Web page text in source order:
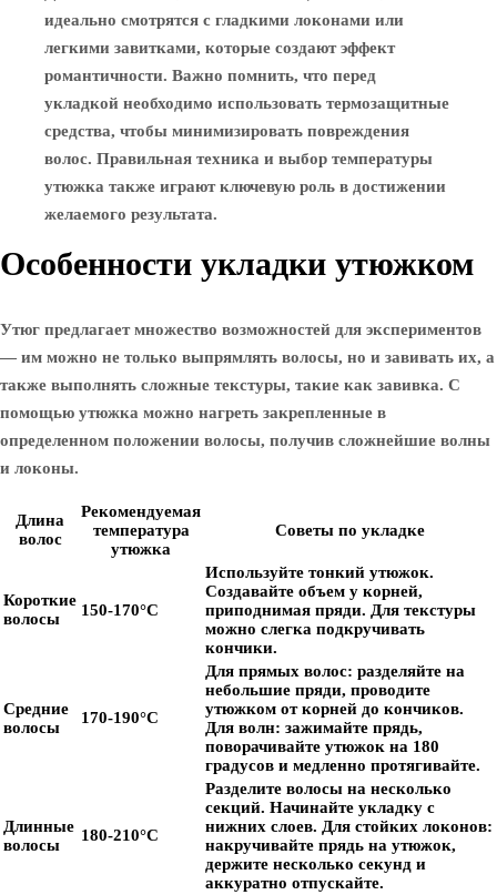
идеально смотрятся с гладкими локонами или
легкими завитками, которые создают эффект
романтичности. Важно помнить, что перед
укладкой необходимо использовать термозащитные
средства, чтобы минимизировать повреждения
волос. Правильная техника и выбор температуры
утюжка также играют ключевую роль в достижении
желаемого результата.
Особенности укладки утюжком
Утюг предлагает множество возможностей для экспериментов
— им можно не только выпрямлять волосы, но и завивать их, а
также выполнять сложные текстуры, такие как завивка. С
помощью утюжка можно нагреть закрепленные в
определенном положении волосы, получив сложнейшие волны
и локоны.
Длина
волос
Рекомендуемая
температура
утюжка
Советы по укладке
Короткие
волосы
150-170°C
Используйте тонкий утюжок.
Создавайте объем у корней,
приподнимая пряди. Для текстуры
можно слегка подкручивать
кончики.
Средние
волосы
170-190°C
Для прямых волос: разделяйте на
небольшие пряди, проводите
утюжком от корней до кончиков.
Для волн: зажимайте прядь,
поворачивайте утюжок на 180
градусов и медленно протягивайте.
Длинные
волосы
180-210°C
Разделите волосы на несколько
секций. Начинайте укладку с
нижних слоев. Для стойких локонов:
накручивайте прядь на утюжок,
держите несколько секунд и
аккуратно отпускайте.